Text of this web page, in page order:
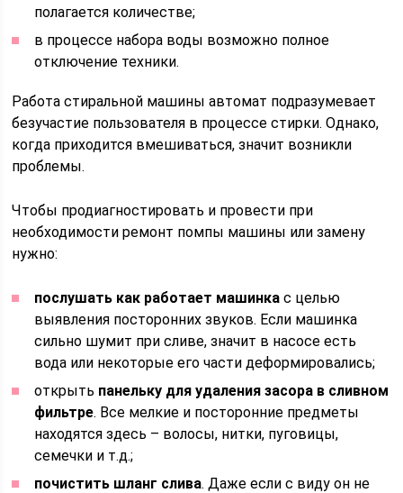
полагается количестве;
в процессе набора воды возможно полное
отключение техники.
Работа стиральной машины автомат подразумевает
безучастие пользователя в процессе стирки. Однако,
когда приходится вмешиваться, значит возникли
проблемы.
Чтобы продиагностировать и провести при
необходимости ремонт помпы машины или замену
нужно:
послушать как работает машинка с целью
выявления посторонних звуков. Если машинка
сильно шумит при сливе, значит в насосе есть
вода или некоторые его части деформировались;
открыть панельку для удаления засора в сливном
фильтре. Все мелкие и посторонние предметы
находятся здесь – волосы, нитки, пуговицы,
семечки и т.д.;
почистить шланг слива. Даже если с виду он не